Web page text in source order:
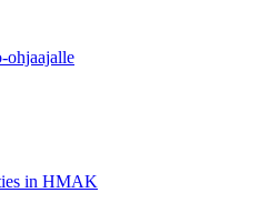
ohjaajalle
in HMAK